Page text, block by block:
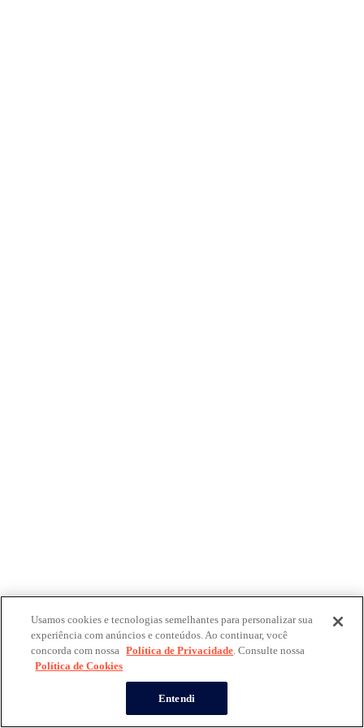
Usamos cookies e tecnologias semelhantes para personalizar sua
experiência com anúncios e conteúdos. Ao continuar, você
concorda com nossa Política de Privacidade. Consulte nossa
Política de Cookies
Entendi